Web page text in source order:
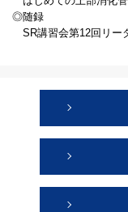
◎随録
SR講習会第12回リー